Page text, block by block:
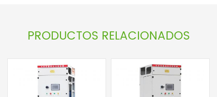
PRODUCTOS RELACIONADOS